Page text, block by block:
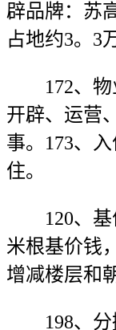
辟品牌：苏
占地约3。3
172、物
开辟、运营
事。173、
住。
120、基
米根基价钱
增减楼层和
198、分